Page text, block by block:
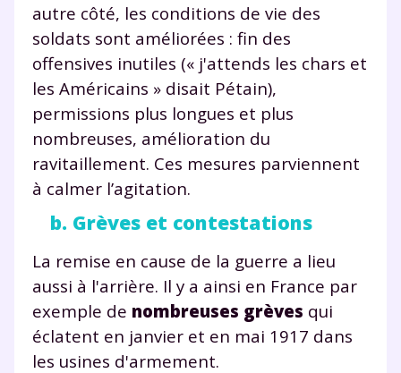
autre côté, les conditions de vie des
soldats sont améliorées : fin des
offensives inutiles (« j'attends les chars et
les Américains » disait Pétain),
permissions plus longues et plus
nombreuses, amélioration du
ravitaillement. Ces mesures parviennent
à calmer l’agitation.
b. Grèves et contestations
La remise en cause de la guerre a lieu
aussi à l'arrière. Il y a ainsi en France par
exemple de nombreuses grèves qui
éclatent en janvier et en mai 1917 dans
les usines d'armement.